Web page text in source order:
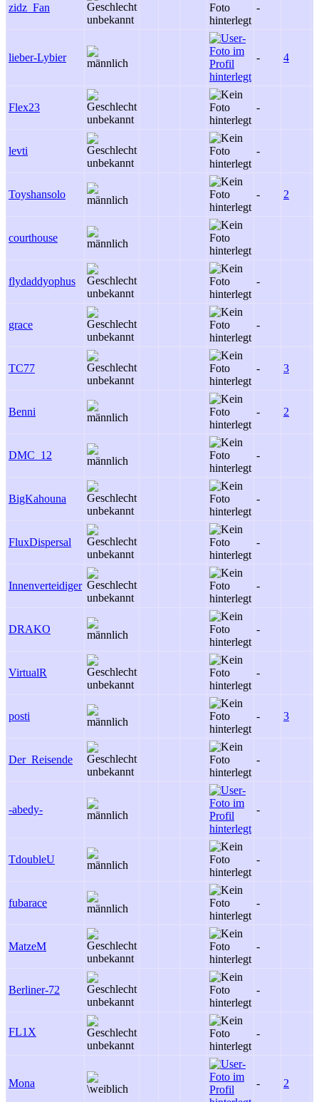
zidz_Fan -
lieber-Lybier - 4
Flex23 -
levti -
Toyshansolo - 2
courthouse
flydaddyophus -
grace -
TC77 - 3
Benni - 2
DMC_12 -
BigKahouna -
FluxDispersal -
Innenverteidiger -
DRAKO -
VirtualR -
posti - 3
Der_Reisende -
-abedy- -
TdoubleU -
fubarace -
MatzeM -
Berliner-72 -
FL1X -
Mona - 2